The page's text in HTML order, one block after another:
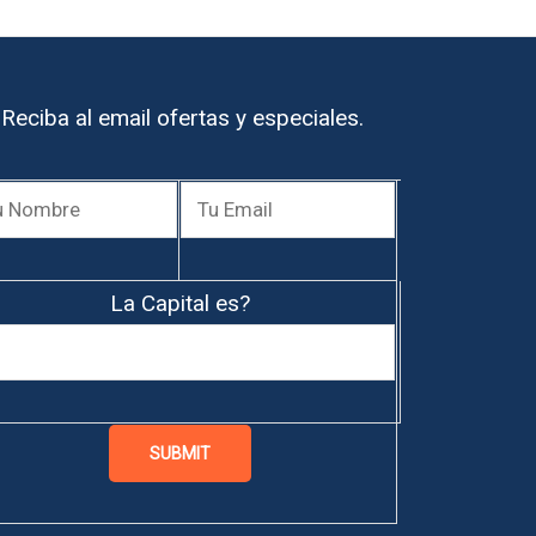
Reciba al email ofertas y especiales.
La Capital es?